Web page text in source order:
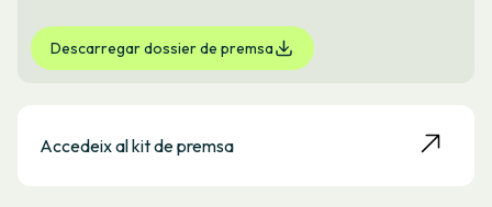
Descarregar dossier de premsa
Accedeix al kit de premsa